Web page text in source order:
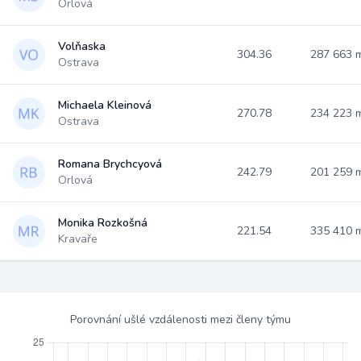
Orlová
Volňaska
Ostrava
304.36 287 663
Michaela Kleinová
Ostrava
270.78 234 223
Romana Brychcyová
Orlová
242.79 201 259
Monika Rozkošná
Kravaře
221.54 335 410
Porovnání ušlé vzdálenosti mezi členy týmu